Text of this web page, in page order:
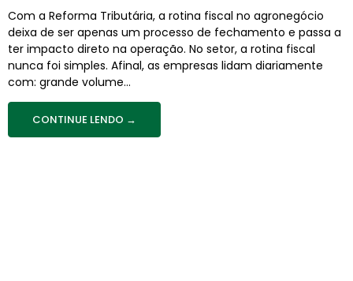
Com a Reforma Tributária, a rotina fiscal no agronegócio
deixa de ser apenas um processo de fechamento e passa a
ter impacto direto na operação. No setor, a rotina fiscal
nunca foi simples. Afinal, as empresas lidam diariamente
com: grande volume...
CONTINUE LENDO →